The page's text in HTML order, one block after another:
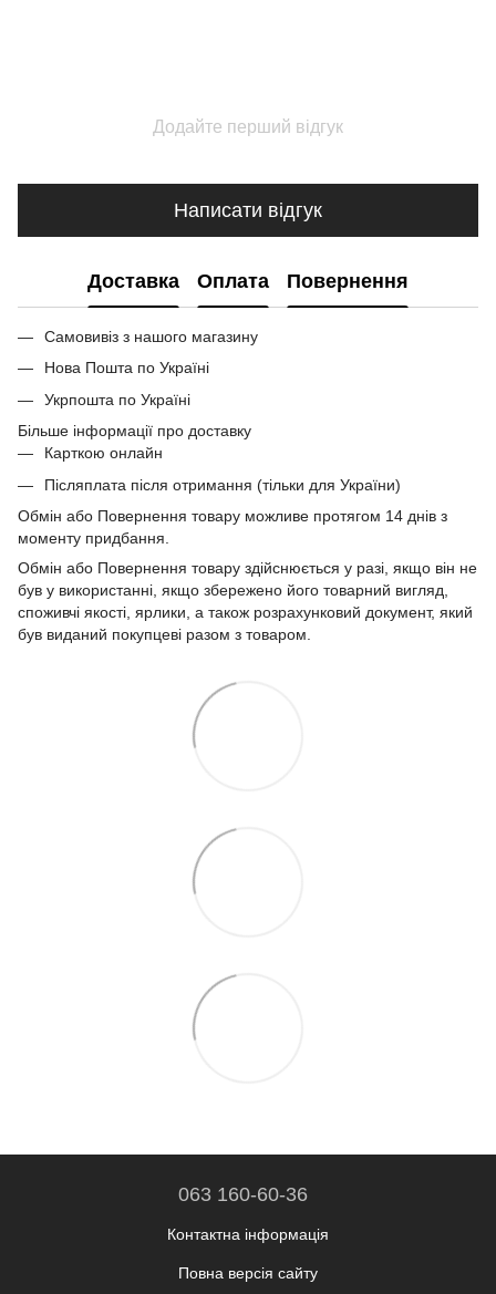
Додайте перший відгук
Написати відгук
Доставка Оплата Повернення
Самовивіз з нашого магазину
Нова Пошта по Україні
Укрпошта по Україні
Більше інформації про доставку
Карткою онлайн
Післяплата після отримання (тільки для України)
Обмін або Повернення товару можливе протягом 14 днів з
моменту придбання.
Обмін або Повернення товару здійснюється у разі, якщо він не
був у використанні, якщо збережено його товарний вигляд,
споживчі якості, ярлики, а також розрахунковий документ, який
був виданий покупцеві разом з товаром.
063 160-60-36
Контактна інформація
Повна версія сайту